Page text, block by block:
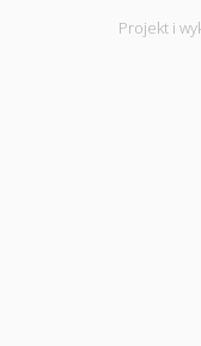
Projekt i